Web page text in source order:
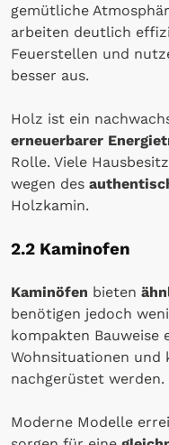
gemütliche
arbeiten deutlich
Feuerstellen und
besser aus.
Holz ist ein
erneuerbarer
Rolle. Viele
wegen des
Holzkamin.
2.2 Kaminofen
Kaminöfen bieten
benötigen jedoch
kompakten Bauweise
Wohnsituationen
nachgerüstet werden.
Moderne Modelle